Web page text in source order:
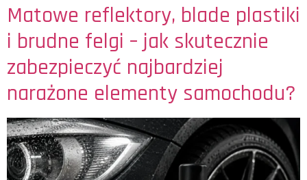
Matowe reflektory, blade plastiki
i brudne felgi – jak skutecznie
zabezpieczyć najbardziej
narażone elementy samochodu?